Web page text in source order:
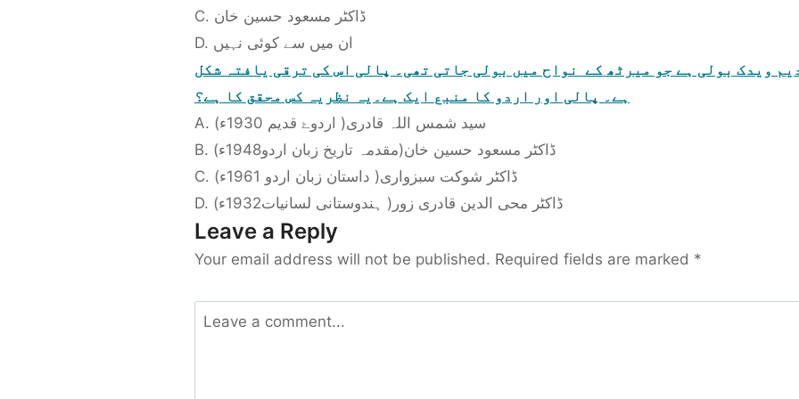
C. ڈاکٹر مسعود حسین خان
D. ان میں سے کوئی نہیں
ویدک بولی ہے جو میرٹھ کے نواح میں بولی جاتی تھی۔ پالی اس کی ترقی یافتہ شکل
ہے۔ پالی اور اردو کا منبع ایک ہے۔یہ نظریہ کس محقق کا ہے؟
A. سید شمس اللہ قادری( اردوۓ قدیم 1930ء)
B. ڈاکٹر مسعود حسین خان(مقدمہ تاریخ زبان اردو1948ء)
C. ڈاکٹر شوکت سبزواری( داستان زبان اردو 1961ء)
D. ڈاکٹر محی الدین قادری زور( ہندوستانی لسانیات1932ء)
Leave a Reply
Your email address will not be published. Required fields are marked *